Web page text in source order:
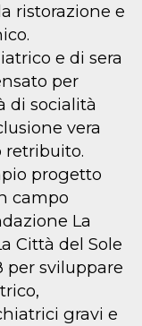
ristorazione e
e di sera
per
di socialità
vera
retribuito.
progetto
campo
La
Città del Sole
per sviluppare
gravi e